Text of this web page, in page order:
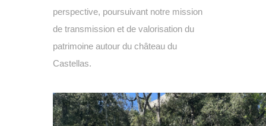
perspective, poursuivant notre mission
de transmission et de valorisation du
patrimoine autour du château du
Castellas.